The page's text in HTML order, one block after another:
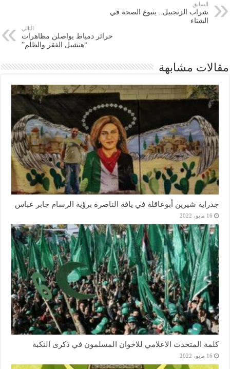
السابق
شراب الزنجبيل.. ينبوع الصحة في
الشتاء
التالي
حرائر دمياط يواصلن مظاهرات
“هنشيل الفقر والظلم”
مقالات مشابهة
جدراية شيرين أبوعاقلة في يافة الناصرة برؤية الرسام جابر عباس
16 مايو، 2022
كلمة المتحدث الاعلامي للاخوان المسلمون في ذكرى النكبة
16 مايو، 2022